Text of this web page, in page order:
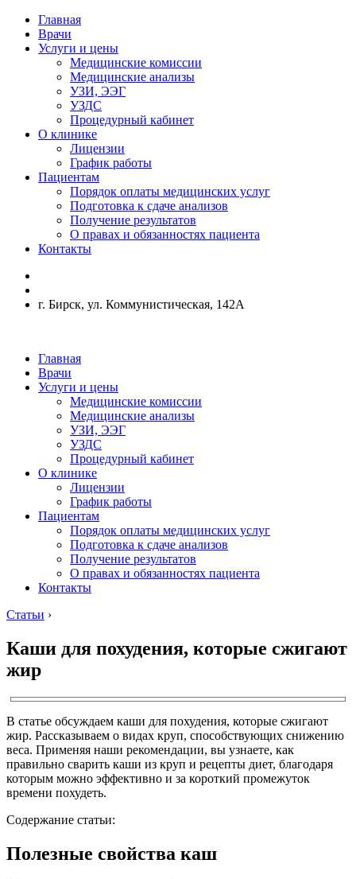
Главная
Врачи
Услуги и цены
Медицинские комиссии
Медицинские анализы
УЗИ, ЭЭГ
УЗДС
Процедурный кабинет
О клинике
Лицензии
График работы
Пациентам
Порядок оплаты медицинских услуг
Подготовка к сдаче анализов
Получение результатов
О правах и обязанностях пациента
Контакты
г. Бирск, ул. Коммунистическая, 142А
Главная
Врачи
Услуги и цены
Медицинские комиссии
Медицинские анализы
УЗИ, ЭЭГ
УЗДС
Процедурный кабинет
О клинике
Лицензии
График работы
Пациентам
Порядок оплаты медицинских услуг
Подготовка к сдаче анализов
Получение результатов
О правах и обязанностях пациента
Контакты
Статьи ›
Каши для похудения, которые сжигают
жир
В статье обсуждаем каши для похудения, которые сжигают
жир. Рассказываем о видах круп, способствующих снижению
веса. Применяя наши рекомендации, вы узнаете, как
правильно сварить каши из круп и рецепты диет, благодаря
которым можно эффективно и за короткий промежуток
времени похудеть.
Содержание статьи:
Полезные свойства каш